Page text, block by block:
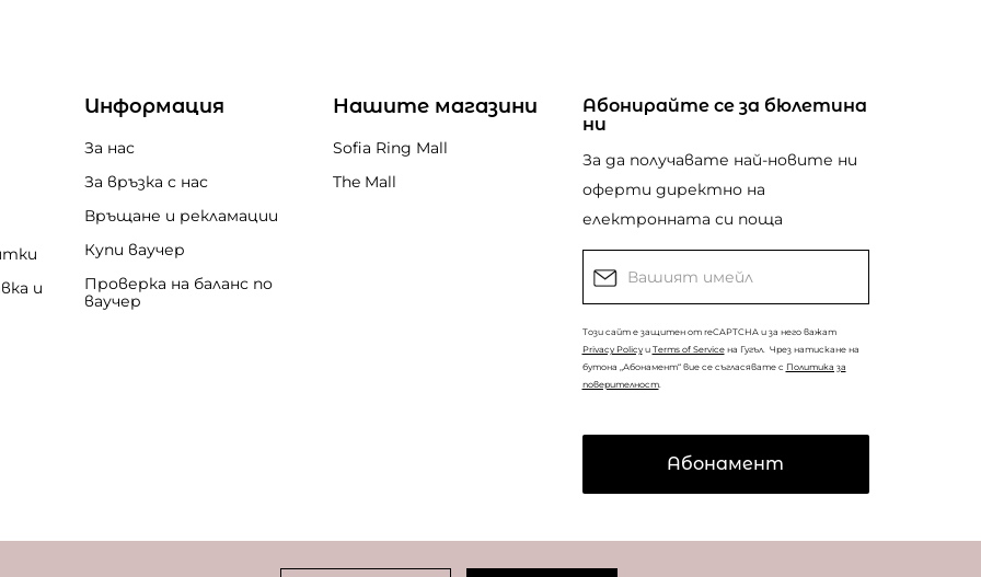
и
Информация
За нас
За връзка с нас
Връщане и рекламации
Купи ваучер
Проверка на баланс по
ваучер
Нашите магазини
Sofia Ring Mall
The Mall
Абонирайте се за бюлетина
ни
За да получавате най-новите ни
оферти директно на
електронната си поща
Този сайт е защитен от reCAPTCHA и за него важат
Privacy Policyи Terms of Serviceна Гугъл. Чрез натискане на
бутона „Абонамент“ вие се съгласявате с Политика за
поверителност.
Абонамент
© CopyrightCoolclub